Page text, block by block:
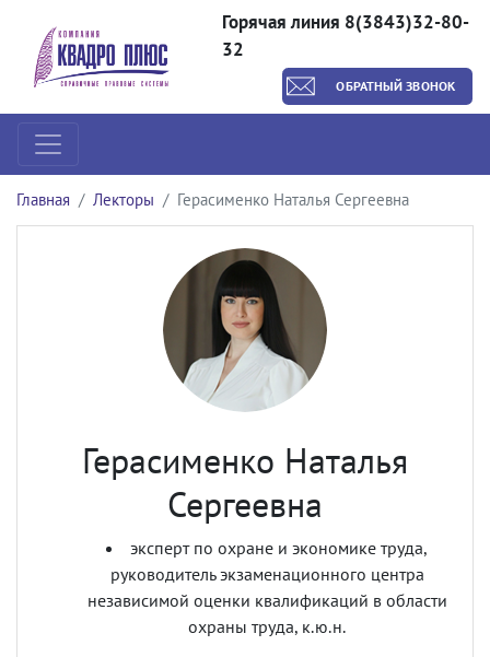
Горячая линия 8(3843)32-80-
32
ОБРАТНЫЙ ЗВОНОК
Главная Лекторы Герасименко Наталья Сергеевна
Герасименко Наталья
Сергеевна
эксперт по охране и экономике труда,
руководитель экзаменационного центра
независимой оценки квалификаций в области
охраны труда, к.ю.н.